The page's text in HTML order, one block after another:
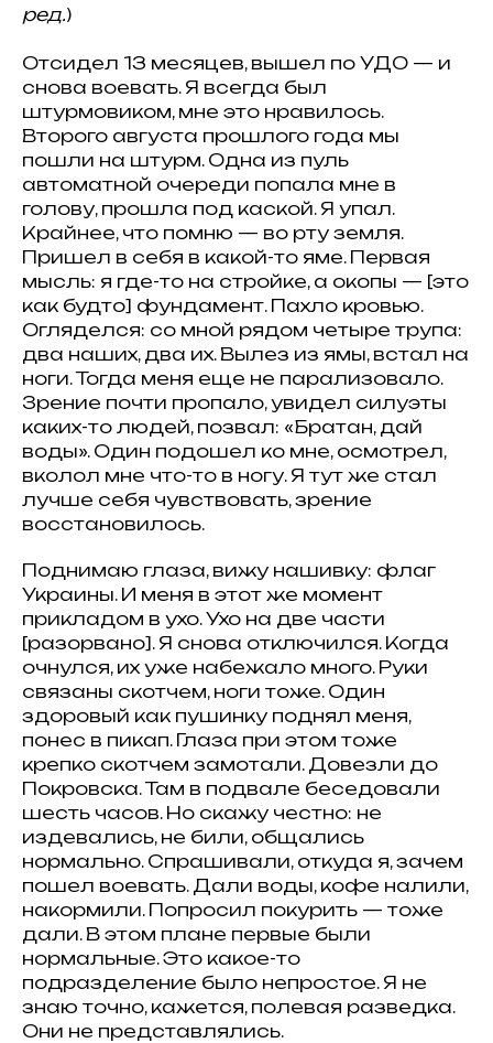
ред.)
Отсидел 13 месяцев, вышел по УДО — и
снова воевать. Я всегда был
штурмовиком, мне это нравилось.
Второго августа прошлого года мы
пошли на штурм. Одна из пуль
автоматной очереди попала мне в
голову, прошла под каской. Я упал.
Крайнее, что помню — во рту земля.
Пришел в себя в какой-то яме. Первая
мысль: я где-то на стройке, а окопы — [это
как будто] фундамент. Пахло кровью.
Огляделся: со мной рядом четыре трупа:
два наших, два их. Вылез из ямы, встал на
ноги. Тогда меня еще не парализовало.
Зрение почти пропало, увидел силуэты
каких-то людей, позвал: «Братан, дай
воды». Один подошел ко мне, осмотрел,
вколол мне что-то в ногу. Я тут же стал
лучше себя чувствовать, зрение
восстановилось.
Поднимаю глаза, вижу нашивку: флаг
Украины. И меня в этот же момент
прикладом в ухо. Ухо на две части
[разорвано]. Я снова отключился. Когда
очнулся, их уже набежало много. Руки
связаны скотчем, ноги тоже. Один
здоровый как пушинку поднял меня,
понес в пикап. Глаза при этом тоже
крепко скотчем замотали. Довезли до
Покровска. Там в подвале беседовали
шесть часов. Но скажу честно: не
издевались, не били, общались
нормально. Спрашивали, откуда я, зачем
пошел воевать. Дали воды, кофе налили,
накормили. Попросил покурить — тоже
дали. В этом плане первые были
нормальные. Это какое-то
подразделение было непростое. Я не
знаю точно, кажется, полевая разведка.
Они не представлялись.